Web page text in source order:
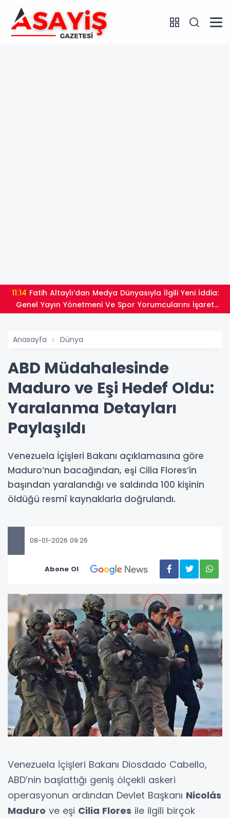
11:14
Genel Yayın Yönetmeni Ve Spor Yorumcularını İşaret
Etti
Anasayfa Dünya
ABD Müdahalesinde
Maduro ve Eşi Hedef Oldu:
Yaralanma Detayları
Paylaşıldı
Venezuela İçişleri Bakanı açıklamasına göre
Maduro’nun bacağından, eşi Cilia Flores’in
başından yaralandığı ve saldırıda 100 kişinin
öldüğü resmî kaynaklarla doğrulandı.
08-01-2026 09:26
Abone Ol
Venezuela İçişleri Bakanı Diosdado Cabello,
ABD’nin başlattığı geniş ölçekli askeri
operasyonun ardından Devlet Başkanı Nicolás
Maduro ve eşi Cilia Flores ile ilgili birçok